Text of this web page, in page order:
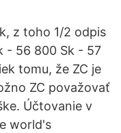
z toho 1/2 odpis
- 56 800 Sk - 57
tomu, že ZC je
ZC považovať
Účtovanie v
world's